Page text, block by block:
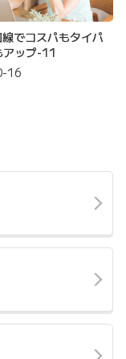
でコスパもタイパ
ップ-11
16